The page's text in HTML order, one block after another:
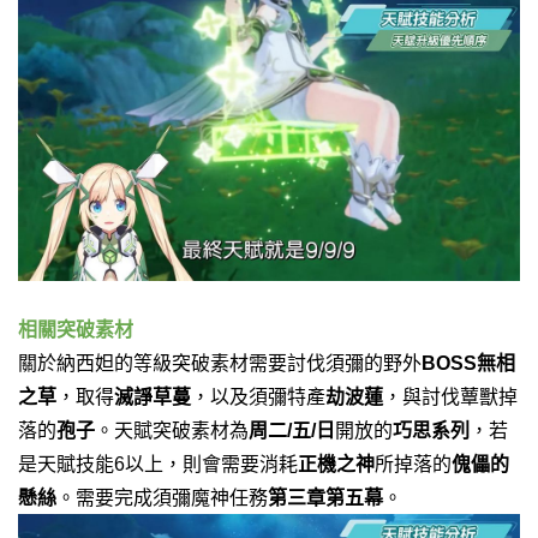
相關突破素材
關於納西妲的等級突破素材需要討伐須彌的野外BOSS無相
之草 ，取得滅諍草蔓 ，以及須彌特產劫波蓮 ， 與討伐蕈獸掉
落的孢子 。 天賦突破素材為周二/五/日 開放的巧思系列 ， 若
是天賦技能6以上，則會需要消耗正機之神所掉落的傀儡的
懸絲 。需要完成須彌魔神任務第三章第五幕。